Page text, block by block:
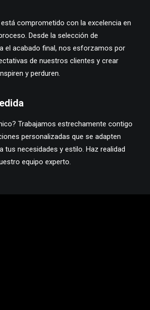
comprometido con la excelencia en
Desde la selección de
el acabado final, nos esforzamos por
de nuestros clientes y crear
y perduren.
Trabajamos estrechamente contigo
personalizadas que se adapten
tus necesidades y estilo. Haz realidad
equipo experto.